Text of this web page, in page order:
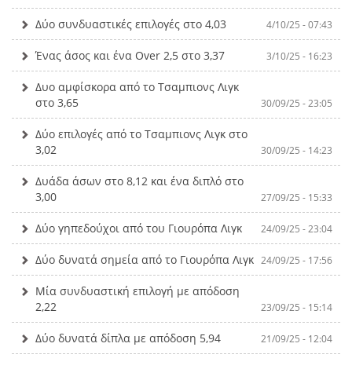
Δύο συνδυαστικές επιλογές στο 4,03 4/10/25 - 07:43
Ένας άσος και ένα Over 2,5 στο 3,37 3/10/25 - 16:23
Δυο αμφίσκορα από το Τσαμπιονς Λιγκ
στο 3,65
30/09/25 - 23:05
Δύο επιλογές από το Τσαμπιονς Λιγκ στο
3,02
30/09/25 - 14:23
Δυάδα άσων στο 8,12 και ένα διπλό στο
3,00
27/09/25 - 15:33
Δύο γηπεδούχοι από του Γιουρόπα Λιγκ 24/09/25 - 23:04
Δύο δυνατά σημεία από το Γιουρόπα Λιγκ 24/09/25 - 17:56
Μία συνδυαστική επιλογή με απόδοση
2,22
23/09/25 - 15:14
Δύο δυνατά δίπλα με απόδοση 5,94 21/09/25 - 12:04